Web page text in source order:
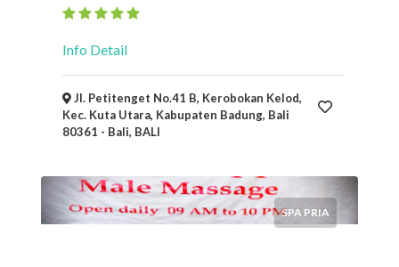
Info Detail
Jl. Petitenget No.41 B, Kerobokan Kelod,
Kec. Kuta Utara, Kabupaten Badung, Bali
80361 - Bali, BALI
SPA PRIA